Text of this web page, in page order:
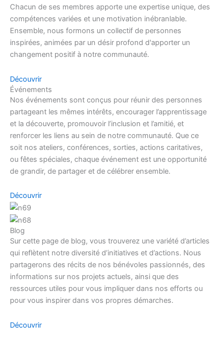
Chacun de ses membres apporte une expertise unique, des
compétences variées et une motivation inébranlable.
Ensemble, nous formons un collectif de personnes
inspirées, animées par un désir profond d'apporter un
changement positif à notre communauté.
Découvrir
Événements
Nos événements sont conçus pour réunir des personnes
partageant les mêmes intérêts, encourager l’apprentissage
et la découverte, promouvoir l’inclusion et l’amitié, et
renforcer les liens au sein de notre communauté. Que ce
soit nos ateliers, conférences, sorties, actions caritatives,
ou fêtes spéciales, chaque événement est une opportunité
de grandir, de partager et de célébrer ensemble.
Découvrir
Blog
Sur cette page de blog, vous trouverez une variété d’articles
qui reflètent notre diversité d’initiatives et d’actions. Nous
partagerons des récits de nos bénévoles passionnés, des
informations sur nos projets actuels, ainsi que des
ressources utiles pour vous impliquer dans nos efforts ou
pour vous inspirer dans vos propres démarches.
Découvrir